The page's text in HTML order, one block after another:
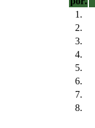
1.
2.
3.
4.
5.
6.
7.
8.